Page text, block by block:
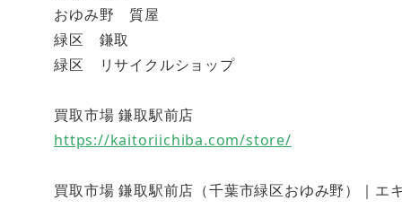
おゆみ野 質屋
緑区 鎌取
緑区 リサイクルショップ
買取市場 鎌取駅前店
https://kaitoriichiba.com/store/
買取市場 鎌取駅前店（千葉市緑区おゆみ野）｜